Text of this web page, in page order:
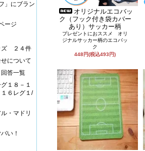
」にブラン
ージ
ズ ２４件
について
答一覧
１８－１
６レグ１/
・マドリ
い！
オリジナルエコバッ
ク（フック付き袋カバー
あり）サッカー柄
プレゼントにおススメ オリ
ジナルサッカー柄のエコバッ
ク
448円(税込493円)